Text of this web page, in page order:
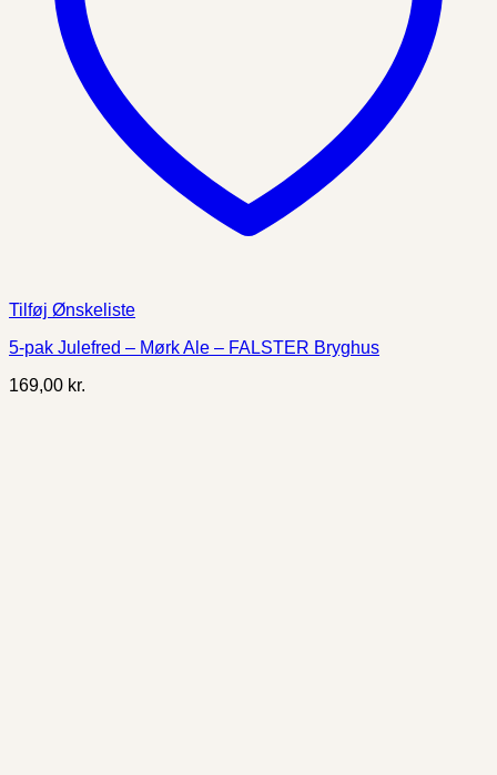
Tilføj Ønskeliste
5-pak Julefred – Mørk Ale – FALSTER Bryghus
169,00 kr.